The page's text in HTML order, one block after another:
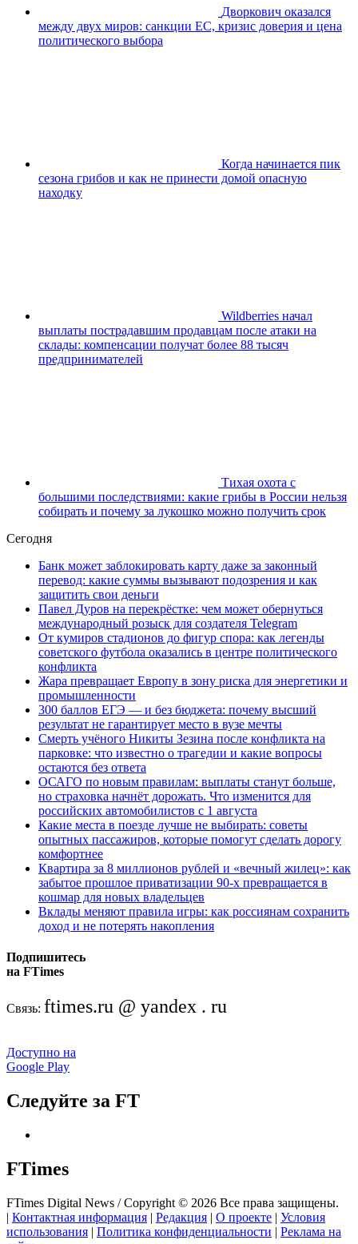
Дворкович оказался
между двух миров: санкции ЕС, кризис доверия и цена
политического выбора
Когда начинается пик
сезона грибов и как не принести домой опасную
находку
Wildberries начал
выплаты пострадавшим продавцам после атаки на
склады: компенсации получат более 88 тысяч
предпринимателей
Тихая охота с
большими последствиями: какие грибы в России нельзя
собирать и почему за лукошко можно получить срок
Сегодня
Банк может заблокировать карту даже за законный
перевод: какие суммы вызывают подозрения и как
защитить свои деньги
Павел Дуров на перекрёстке: чем может обернуться
международный розыск для создателя Telegram
От кумиров стадионов до фигур спора: как легенды
советского футбола оказались в центре политического
конфликта
Жара превращает Европу в зону риска для энергетики и
промышленности
300 баллов ЕГЭ — и без бюджета: почему высший
результат не гарантирует место в вузе мечты
Смерть учёного Никиты Зезина после конфликта на
парковке: что известно о трагедии и какие вопросы
остаются без ответа
ОСАГО по новым правилам: выплаты станут больше,
но страховка начнёт дорожать. Что изменится для
российских автомобилистов с 1 августа
Какие места в поезде лучше не выбирать: советы
опытных пассажиров, которые помогут сделать дорогу
комфортнее
Квартира за 8 миллионов рублей и «вечный жилец»: как
забытое прошлое приватизации 90-х превращается в
кошмар для новых владельцев
Вклады меняют правила игры: как россиянам сохранить
доход и не потерять накопления
Подпишитесь
на FTimes
Связь: ftimes.ru @ yandex . ru
Доступно на
Google Play
Следуйте за FT
FTimes
FTimes Digital News / Copyright © 2026 Все права защищены.
| Контактная информация | Редакция | О проекте | Условия
использования | Политика конфиденциальности | Реклама на